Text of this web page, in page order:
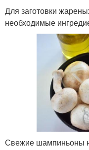
Для заготовки
необходимые
Свежие шампиньоны